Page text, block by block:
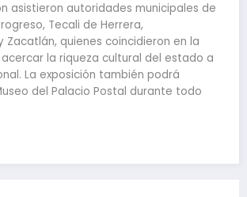
asistieron autoridades municipales de
Tecali de Herrera,
Zacatlán, quienes coincidieron en la
la riqueza cultural del estado a
La exposición también podrá
del Palacio Postal durante todo